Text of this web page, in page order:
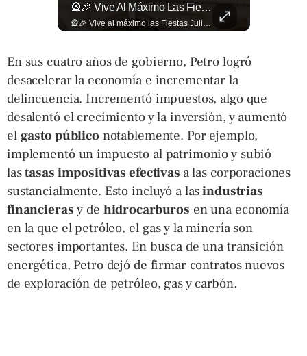
🎡🎉 Vive Al Máximo Las Fiestas Julias En Santa Ana: Tradición, Gastronomía, Juegos Mecánicos Y Un Ambiente Lleno De Color Convierten A La Ciudad Heroica...
En sus cuatro años de gobierno, Petro logró
desacelerar la economía e incrementar la
delincuencia. Incrementó impuestos, algo que
desalentó el crecimiento y la inversión, y aumentó
el gasto público notablemente. Por ejemplo,
implementó un impuesto al patrimonio y subió
lastasas impositivas efectivas a las corporaciones
sustancialmente. Esto incluyó a lasindustrias
financieras y de hidrocarburos en una economía
en la que el petróleo, el gas y la minería son
sectores importantes. En busca de una transición
energética, Petro dejó de firmar contratos nuevos
de exploración de petróleo, gas y carbón.